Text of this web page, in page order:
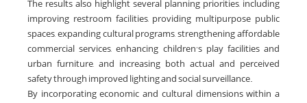
The results also highlight several planning priorities, including
improving restroom facilities, providing multipurpose public
spaces, expanding cultural programs, strengthening affordable
commercial services, enhancing children’s play facilities and
urban furniture, and increasing both actual and perceived
safety through improved lighting and social surveillance.
By incorporating economic and cultural dimensions within a